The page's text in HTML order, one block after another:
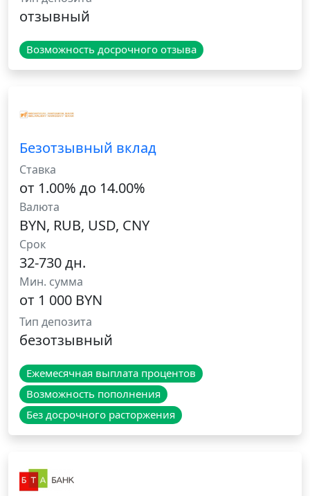
отзывный
Возможность досрочного отзыва
Безотзывный вклад
Ставка
от 1.00% до 14.00%
Валюта
BYN, RUB, USD, CNY
Срок
32-730 дн.
Мин. сумма
от 1 000 BYN
Тип депозита
безотзывный
Ежемесячная выплата процентов
Возможность пополнения
Без досрочного расторжения